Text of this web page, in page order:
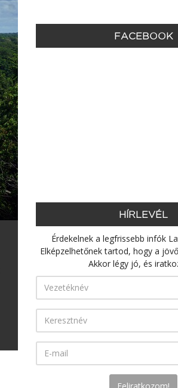
FACEBOOK
HÍRLEVÉL
Érdekelnek a legfrissebb infók
Elképzelhetőnek tartod, hogy a
Akkor légy jó, és